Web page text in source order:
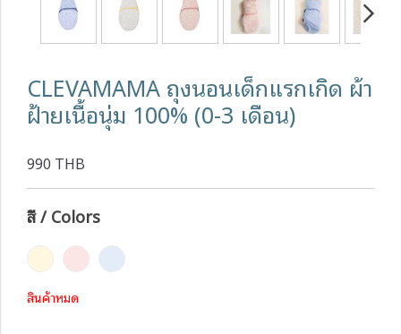
CLEVAMAMA ถุงนอนเด็กแรกเกิด ผ้า
ฝ้ายเนื้อนุ่ม 100% (0-3 เดือน)
990 THB
สี / Colors
สินค้าหมด